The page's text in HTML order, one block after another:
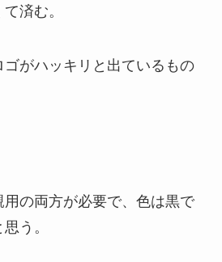
済む。
がハッキリと出ているもの
用の両方が必要で、色は黒で
う。